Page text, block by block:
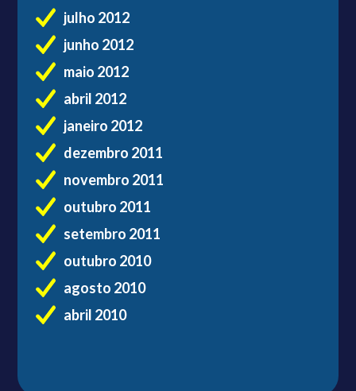
julho 2012
junho 2012
maio 2012
abril 2012
janeiro 2012
dezembro 2011
novembro 2011
outubro 2011
setembro 2011
outubro 2010
agosto 2010
abril 2010